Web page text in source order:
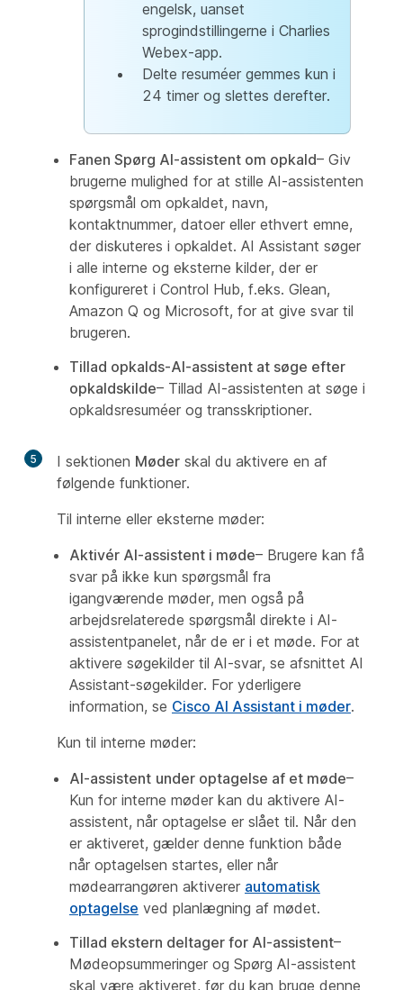
engelsk, uanset
sprogindstillingerne i Charlies
Webex-app.
Delte resuméer gemmes kun i
24 timer og slettes derefter.
Fanen Spørg AI-assistent om opkald– Giv
brugerne mulighed for at stille AI-assistenten
spørgsmål om opkaldet, navn,
kontaktnummer, datoer eller ethvert emne,
der diskuteres i opkaldet. AI Assistant søger
i alle interne og eksterne kilder, der er
konfigureret i Control Hub, f.eks. Glean,
Amazon Q og Microsoft, for at give svar til
brugeren.
Tillad opkalds-AI-assistent at søge efter
opkaldskilde– Tillad AI-assistenten at søge i
opkaldsresuméer og transskriptioner.
5 I sektionen Møder skal du aktivere en af
følgende funktioner.
Til interne eller eksterne møder:
Aktivér AI-assistent i møde– Brugere kan få
svar på ikke kun spørgsmål fra
igangværende møder, men også på
arbejdsrelaterede spørgsmål direkte i AI-
assistentpanelet, når de er i et møde. For at
aktivere søgekilder til AI-svar, se afsnittet AI
Assistant-søgekilder. For yderligere
information, se Cisco AI Assistant i møder.
Kun til interne møder:
AI-assistent under optagelse af et møde–
Kun for interne møder kan du aktivere AI-
assistent, når optagelse er slået til. Når den
er aktiveret, gælder denne funktion både
når optagelsen startes, eller når
mødearrangøren aktiverer automatisk
optagelse ved planlægning af mødet.
Tillad ekstern deltager for AI-assistent–
Mødeopsummeringer og Spørg AI-assistent
skal være aktiveret, før du kan bruge denne